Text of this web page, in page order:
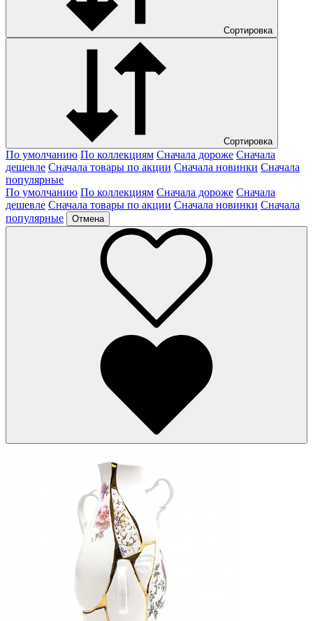
Сортировка
Сортировка
По умолчанию По коллекциям Сначала дороже Сначала
дешевле Сначала товары по акции Сначала новинки Сначала
популярные
По умолчанию По коллекциям Сначала дороже Сначала
дешевле Сначала товары по акции Сначала новинки Сначала
популярные
Отмена